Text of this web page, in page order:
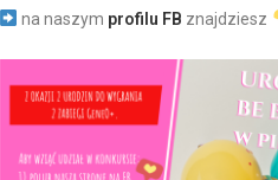
na naszym profilu FB znajdziesz